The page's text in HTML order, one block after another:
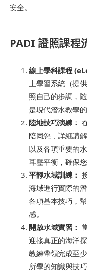
安全。
PADI 證照課程
線上學科課程
上學習系統（提
照自己的步調，
是現代潛水教學
陸地技巧演練：
陪同您，詳細講
以及各項重要的
耳壓平衡，確保
平靜水域訓練：
海域進行實際的
各項基本技巧，
感。
開放水域實習：
迎接真正的海洋
教練帶領完成至
所學的知識與技